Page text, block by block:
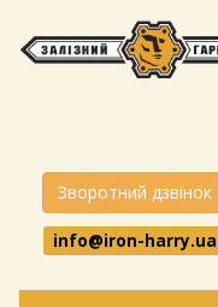
Зворотний дзвінок
info@iron-harry.ua